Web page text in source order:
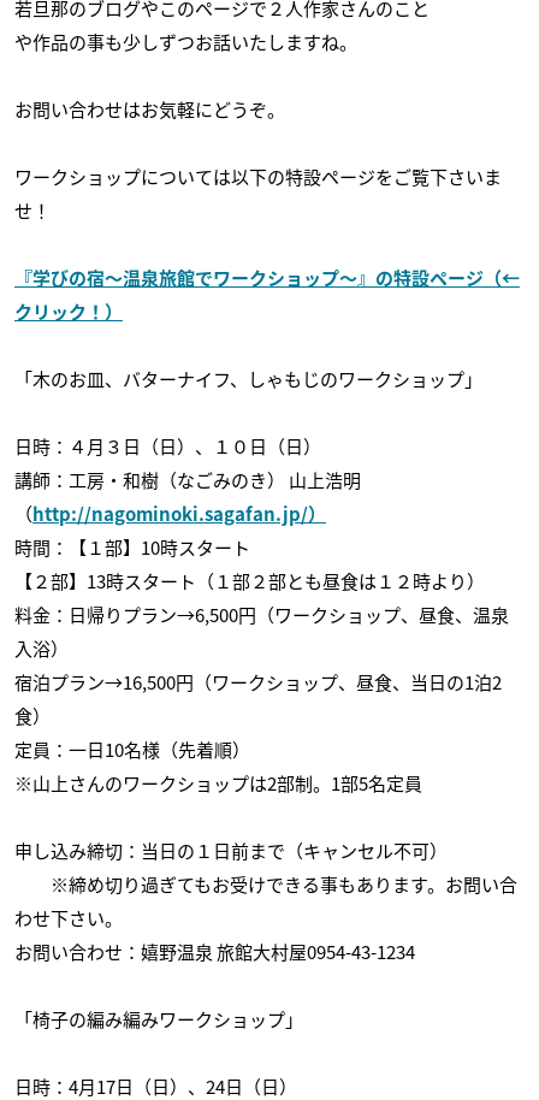
若旦那のブログやこのページで２人作家さんのこと
や作品の事も少しずつお話いたしますね。
お問い合わせはお気軽にどうぞ。
ワークショップについては以下の特設ページをご覧下さいま
せ！
『学びの宿〜温泉旅館でワークショップ〜』の特設ページ（←
クリック！）
「木のお皿、バターナイフ、しゃもじのワークショップ」
日時：４月３日（日）、１０日（日）
講師：工房・和樹（なごみのき） 山上浩明
（http://nagominoki.sagafan.jp/）
時間：【１部】10時スタート
【２部】13時スタート（１部２部とも昼食は１２時より）
料金：日帰りプラン→6,500円（ワークショップ、昼食、温泉
入浴）
宿泊プラン→16,500円（ワークショップ、昼食、当日の1泊2
食）
定員：一日10名様（先着順）
※山上さんのワークショップは2部制。1部5名定員
申し込み締切：当日の１日前まで（キャンセル不可）
※締め切り過ぎてもお受けできる事もあります。お問い合
わせ下さい。
お問い合わせ：嬉野温泉 旅館大村屋0954-43-1234
「椅子の編み編みワークショップ」
日時：4月17日（日）、24日（日）